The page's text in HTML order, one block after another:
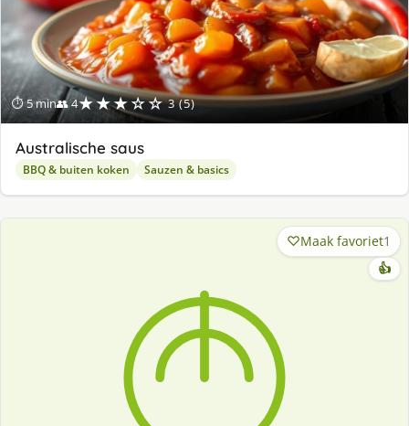
⏱ 5 min👥 4★★★☆☆ 3 (5)
Australische saus
BBQ & buiten koken Sauzen & basics
Maak favoriet1
👍